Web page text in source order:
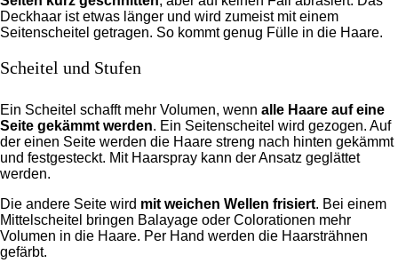
Deckhaar ist etwas länger und wird zumeist mit einem
Seitenscheitel getragen. So kommt genug Fülle in die Haare.
Scheitel und Stufen
Ein Scheitel schafft mehr Volumen, wenn alle Haare auf eine
Seite gekämmt werden. Ein Seitenscheitel wird gezogen. Auf
der einen Seite werden die Haare streng nach hinten gekämmt
und festgesteckt. Mit Haarspray kann der Ansatz geglättet
werden.
Die andere Seite wird mit weichen Wellen frisiert. Bei einem
Mittelscheitel bringen Balayage oder Colorationen mehr
Volumen in die Haare. Per Hand werden die Haarsträhnen
gefärbt.